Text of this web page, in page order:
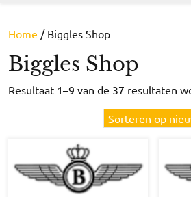
Home / Biggles Shop
Biggles Shop
Resultaat 1–9 van de 37 resultaten